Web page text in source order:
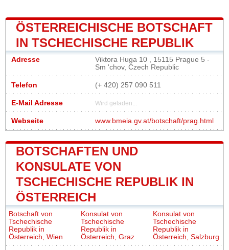
ÖSTERREICHISCHE BOTSCHAFT
IN TSCHECHISCHE REPUBLIK
Adresse
Viktora Huga 10 , 15115 Prague 5 -
Sm 'chov, Czech Republic
Telefon (+ 420) 257 090 511
E-Mail Adresse Wird geladen...
Webseite www.bmeia.gv.at/botschaft/prag.html
BOTSCHAFTEN UND
KONSULATE VON
TSCHECHISCHE REPUBLIK IN
ÖSTERREICH
Botschaft von
Tschechische
Republik in
Österreich, Wien
Konsulat von
Tschechische
Republik in
Österreich, Graz
Konsulat von
Tschechische
Republik in
Österreich, Salzburg